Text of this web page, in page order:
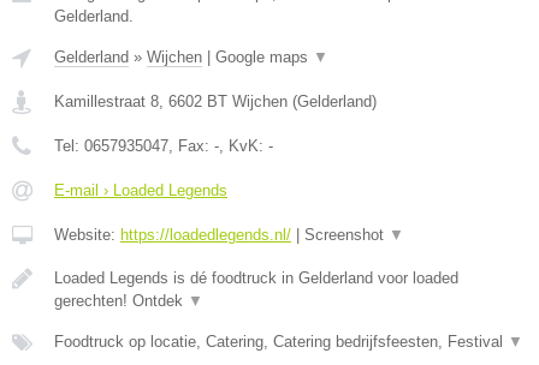
Gelderland.
Gelderland » Wijchen | Google maps ▼
Kamillestraat 8 6602 BT Wijchen (Gelderland)
Tel: 0657935047 , Fax: - , KvK: -
E-mail › Loaded Legends
Website: https://loadedlegends.nl/ | Screenshot ▼
Loaded Legends is dé foodtruck in Gelderland voor loaded
gerechten! Ontdek ▼
Foodtruck op locatie, Catering, Catering bedrijfsfeesten, Festival ▼